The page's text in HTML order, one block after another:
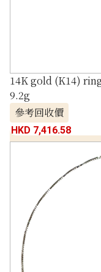
14K gold (K14)
9.2g
參考回收價
HKD 7,416.58